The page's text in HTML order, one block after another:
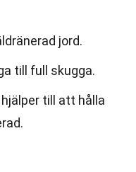
jord.
till full skugga.
till att hålla